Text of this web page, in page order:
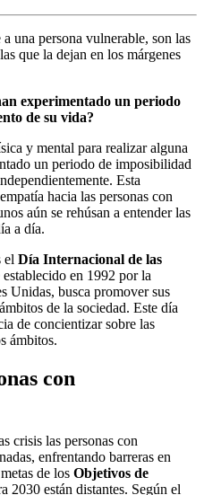
una persona vulnerable, son las
que la dejan en los márgenes
experimentado un periodo
de su vida?
y mental para realizar alguna
un periodo de imposibilidad
Esta
hacia las personas con
aún se rehúsan a entender las
a día.
el Día Internacional de las
establecido en 1992 por la
Unidas, busca promover sus
de la sociedad. Este día
de concientizar sobre las
ámbitos.
con
crisis las personas con
enfrentando barreras en
de los Objetivos de
2030 están distantes. Según el